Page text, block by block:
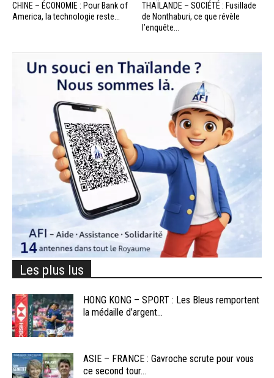
CHINE – ÉCONOMIE : Pour Bank of
America, la technologie reste...
THAÏLANDE – SOCIÉTÉ : Fusillade
de Nonthaburi, ce que révèle
l’enquête...
Les plus lus
HONG KONG – SPORT : Les Bleus remportent
la médaille d’argent...
ASIE – FRANCE : Gavroche scrute pour vous
ce second tour...